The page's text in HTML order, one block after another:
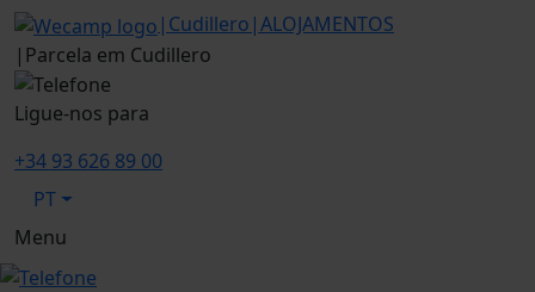
| Cudillero |ALOJAMENTOS
| Parcela em Cudillero
Ligue-nos para
+34 93 626 89 00
PT
Menu